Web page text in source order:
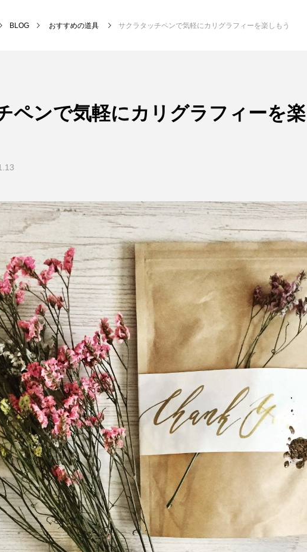
BLOG おすすめの道具 サクラタッチペンで気軽にカリグラフィーを楽しもう
ペンで気軽にカリグラフィーを楽